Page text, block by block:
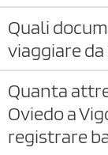
Quali
viaggiare da
Quanta
Oviedo a
registrare